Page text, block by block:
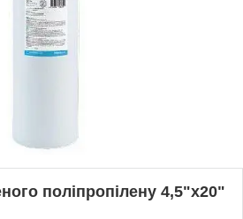
поліпропілену 4,5"x20"